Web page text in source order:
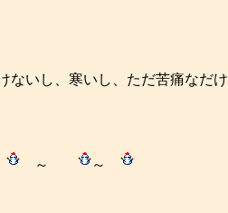
ないし、寒いし、ただ苦痛なだけ
～ ～